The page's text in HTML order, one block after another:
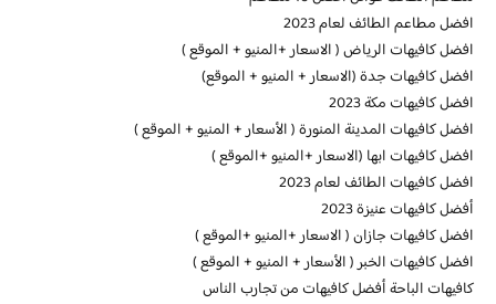
افضل مطاعم الطائف لعام 2023
افضل كافيهات الرياض ( الاسعار +المنيو + الموقع )
افضل كافيهات جدة (الاسعار + المنيو + الموقع)
افضل كافيهات مكة 2023
افضل كافيهات المدينة المنورة ( الأسعار + المنيو + الموقع )
افضل كافيهات ابها (الاسعار +المنيو +الموقع )
افضل كافيهات الطائف لعام 2023
أفضل كافيهات عنيزة 2023
افضل كافيهات جازان ( الاسعار +المنيو +الموقع )
افضل كافيهات الخبر ( الأسعار + المنيو + الموقع )
كافيهات الباحة أفضل كافيهات من تجارب الناس